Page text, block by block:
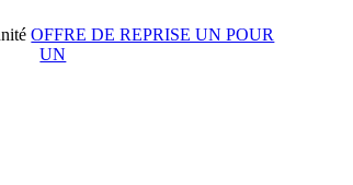
OFFRE DE REPRISE UN POUR
UN